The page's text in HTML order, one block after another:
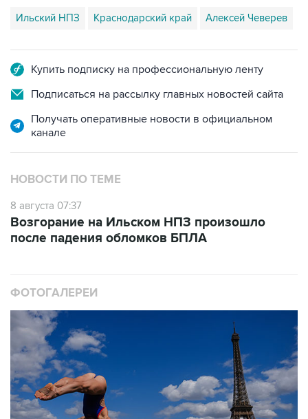
Ильский НПЗ Краснодарский край Алексей Чеверев
Купить подписку на профессиональную ленту
Подписаться на рассылку главных новостей сайта
Получать оперативные новости в официальном
канале
НОВОСТИ ПО ТЕМЕ
8 августа 07:37
Возгорание на Ильском НПЗ произошло
после падения обломков БПЛА
ФОТОГАЛЕРЕИ